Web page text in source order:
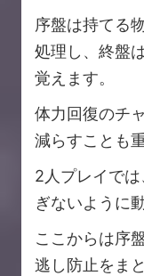
序盤は持てる
処理し、終盤
覚えます。
体力回復のチ
減らすことも
2人プレイで
ぎないように
ここからは序
逃し防止をま